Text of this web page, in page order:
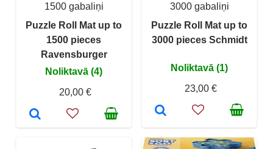
1500 gabaliņi
Puzzle Roll Mat up to
1500 pieces
Ravensburger
Noliktavā (4)
20,00 €
3000 gabaliņi
Puzzle Roll Mat up to
3000 pieces Schmidt
Noliktavā (1)
23,00 €